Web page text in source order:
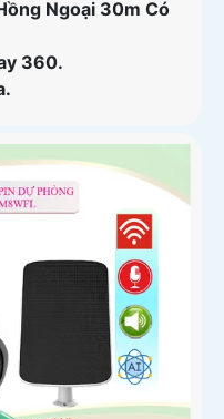
Ngoại 30m Có
360.